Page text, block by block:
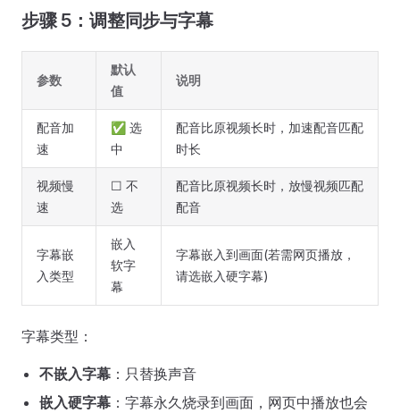
步骤 5：调整同步与字幕
参数
默认
值
说明
配音加
速
✅ 选
中
配音比原视频长时，加速配音匹配
时长
视频慢
速
☐ 不
选
配音比原视频长时，放慢视频匹配
配音
字幕嵌
入类型
嵌入
软字
幕
字幕嵌入到画面(若需网页播放，
请选嵌入硬字幕)
字幕类型：
不嵌入字幕 ：只替换声音
嵌入硬字幕 ：字幕永久烧录到画面，网页中播放也会